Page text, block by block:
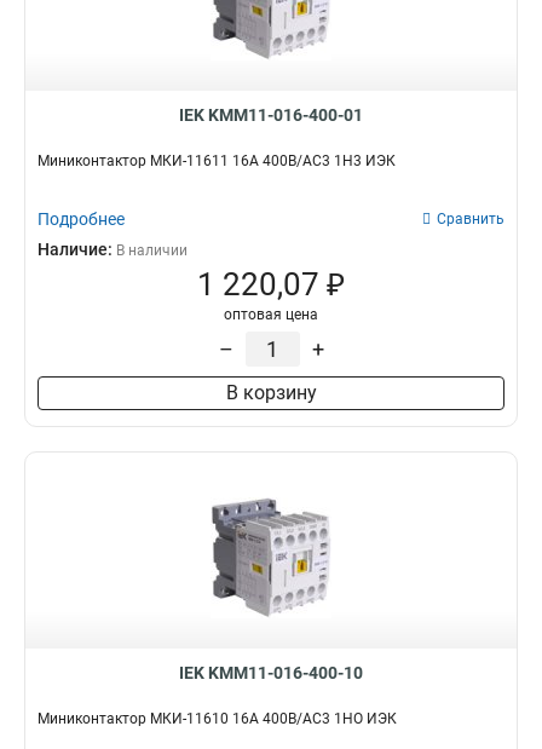
IEK KMM11-016-400-01
Миниконтактор МКИ-11611 16А 400В/АС3 1Н3 ИЭК
Подробнее Сравнить
Наличие: В наличии
1 220,07 ₽
оптовая цена
– +
В корзину
IEK KMM11-016-400-10
Миниконтактор МКИ-11610 16А 400В/АС3 1НО ИЭК